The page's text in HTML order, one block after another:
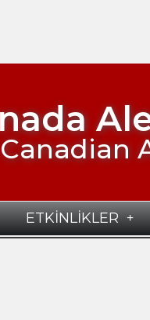
Canadian
ETKİNLİKLER